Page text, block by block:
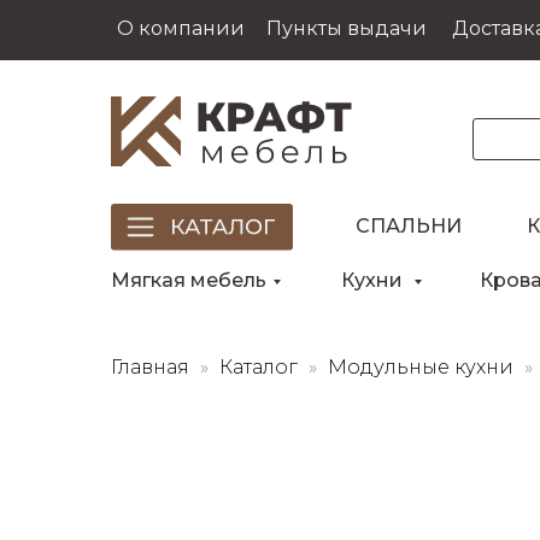
О компании Пункты выдачи
СПАЛЬНИ
Кухни
Мягкая мебель
Главная Каталог Модульные кухни